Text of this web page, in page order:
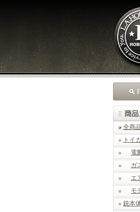
全商
トイ
電
ガ
エ
モ
銃本